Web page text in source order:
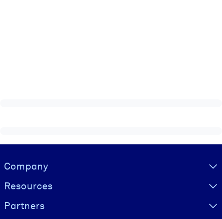
Visually hidden Text
Company
Resources
Partners